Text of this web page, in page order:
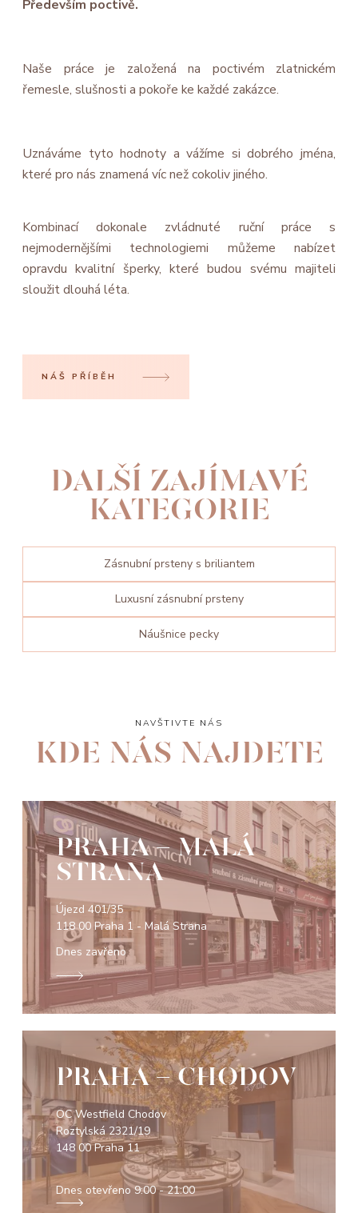
Především poctivě.
Naše práce je založená na poctivém zlatnickém
řemesle, slušnosti a pokoře ke každé zakázce.
Uznáváme tyto hodnoty a vážíme si dobrého jména,
které pro nás znamená víc než cokoliv jiného.
Kombinací dokonale zvládnuté ruční práce s
nejmodernějšími technologiemi můžeme nabízet
opravdu kvalitní šperky, které budou svému majiteli
sloužit dlouhá léta.
NÁŠ PŘÍBĚH
DALŠÍ ZAJÍMAVÉ
KATEGORIE
Zásnubní prsteny s briliantem
Luxusní zásnubní prsteny
Náušnice pecky
NAVŠTIVTE NÁS
KDE NÁS NAJDETE
PRAHA - MALÁ
STRANA
Újezd 401/35
118 00 Praha 1 - Malá Strana
Dnes zavřeno
PRAHA - CHODOV
OC Westfield Chodov
Roztylská 2321/19
148 00 Praha 11
Dnes otevřeno9:00 - 21:00